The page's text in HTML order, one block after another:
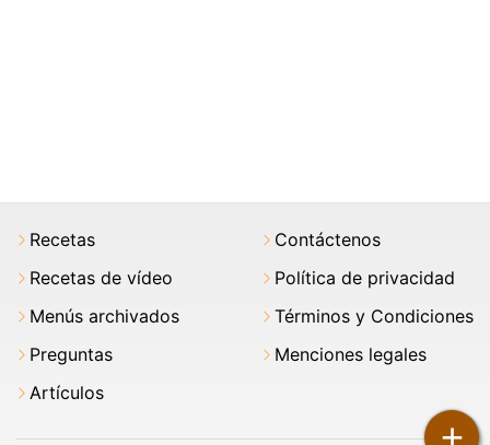
Recetas
Recetas de vídeo
Menús archivados
Preguntas
Artículos
Contáctenos
Política de privacidad
Términos y Condiciones
Menciones legales